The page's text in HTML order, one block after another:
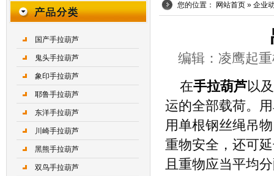
您的位置： 网站首页 » 企业
编辑：凌鹰起
在手拉葫芦以
运的全部载荷。
用单根钢丝绳吊
重物安全，还可
且重物应当平均
国产手拉葫芦
鬼头手拉葫芦
象印手拉葫芦
耶鲁手拉葫芦
东洋手拉葫芦
川崎手拉葫芦
黑熊手拉葫芦
双鸟手拉葫芦